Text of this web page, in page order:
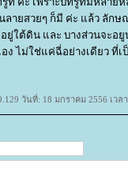
ลายสวยๆ ก็มี ค่ะ แล้ว ลัก
อยู่ใต้ดิน และ บางส่วนจะอ
อง ไม่ใช่แค่ฉี่อย่างเดียว
วันที่: 18 มกราคม 2556 เวลา